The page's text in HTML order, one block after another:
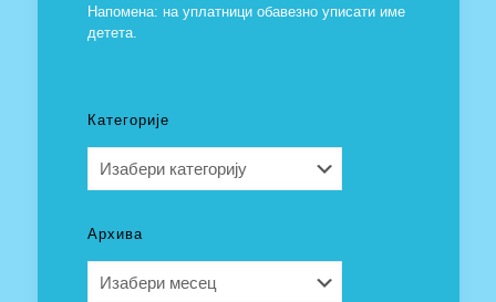
Напомена: на уплатници обавезно уписати име
детета.
Категорије
Архива